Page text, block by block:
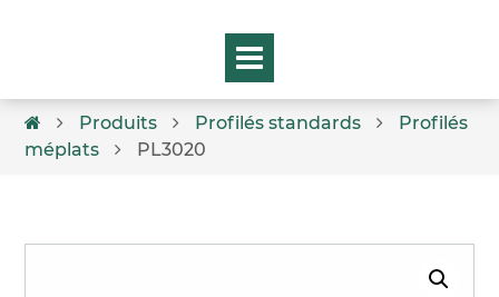
Produits Profilés standards
Profilés
méplats
PL3020